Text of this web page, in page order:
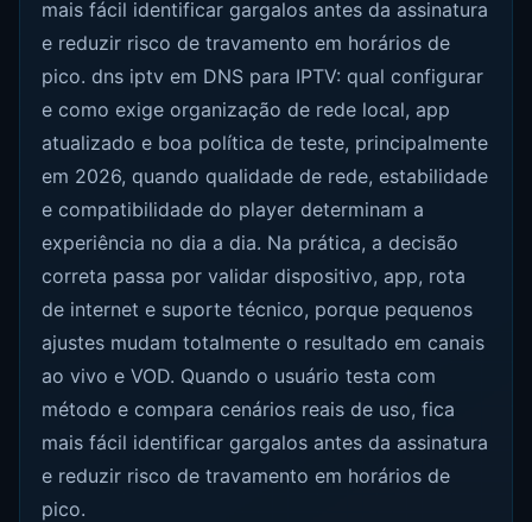
mais fácil identificar gargalos antes da assinatura
e reduzir risco de travamento em horários de
pico. dns iptv em DNS para IPTV: qual configurar
e como exige organização de rede local, app
atualizado e boa política de teste, principalmente
em 2026, quando qualidade de rede, estabilidade
e compatibilidade do player determinam a
experiência no dia a dia. Na prática, a decisão
correta passa por validar dispositivo, app, rota
de internet e suporte técnico, porque pequenos
ajustes mudam totalmente o resultado em canais
ao vivo e VOD. Quando o usuário testa com
método e compara cenários reais de uso, fica
mais fácil identificar gargalos antes da assinatura
e reduzir risco de travamento em horários de
pico.